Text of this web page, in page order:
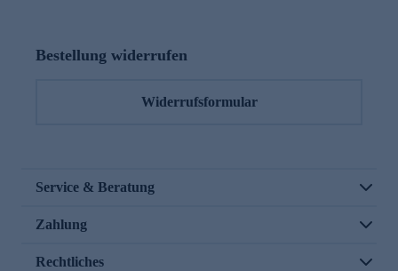
Bestellung widerrufen
Widerrufsformular
Service & Beratung
Zahlung
Rechtliches